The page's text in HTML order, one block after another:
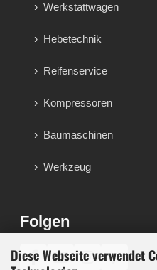
Diese Webseite verwendet
Werkstattwagen
Hebetechnik
Reifenservice
Kompressoren
Baumaschinen
Werkzeug
Folgen
♪